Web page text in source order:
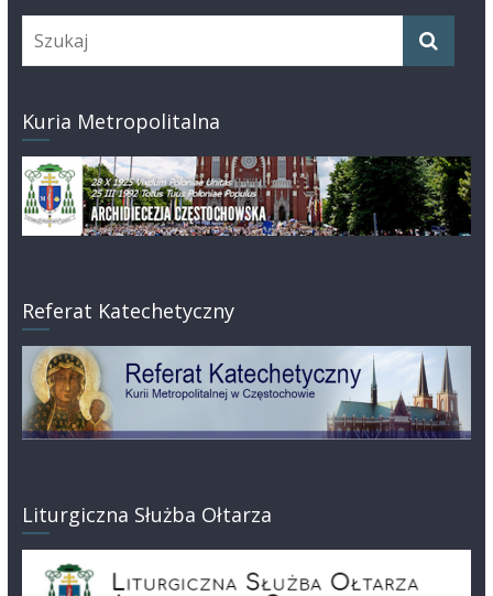
Kuria Metropolitalna
Referat Katechetyczny
Liturgiczna Służba Ołtarza